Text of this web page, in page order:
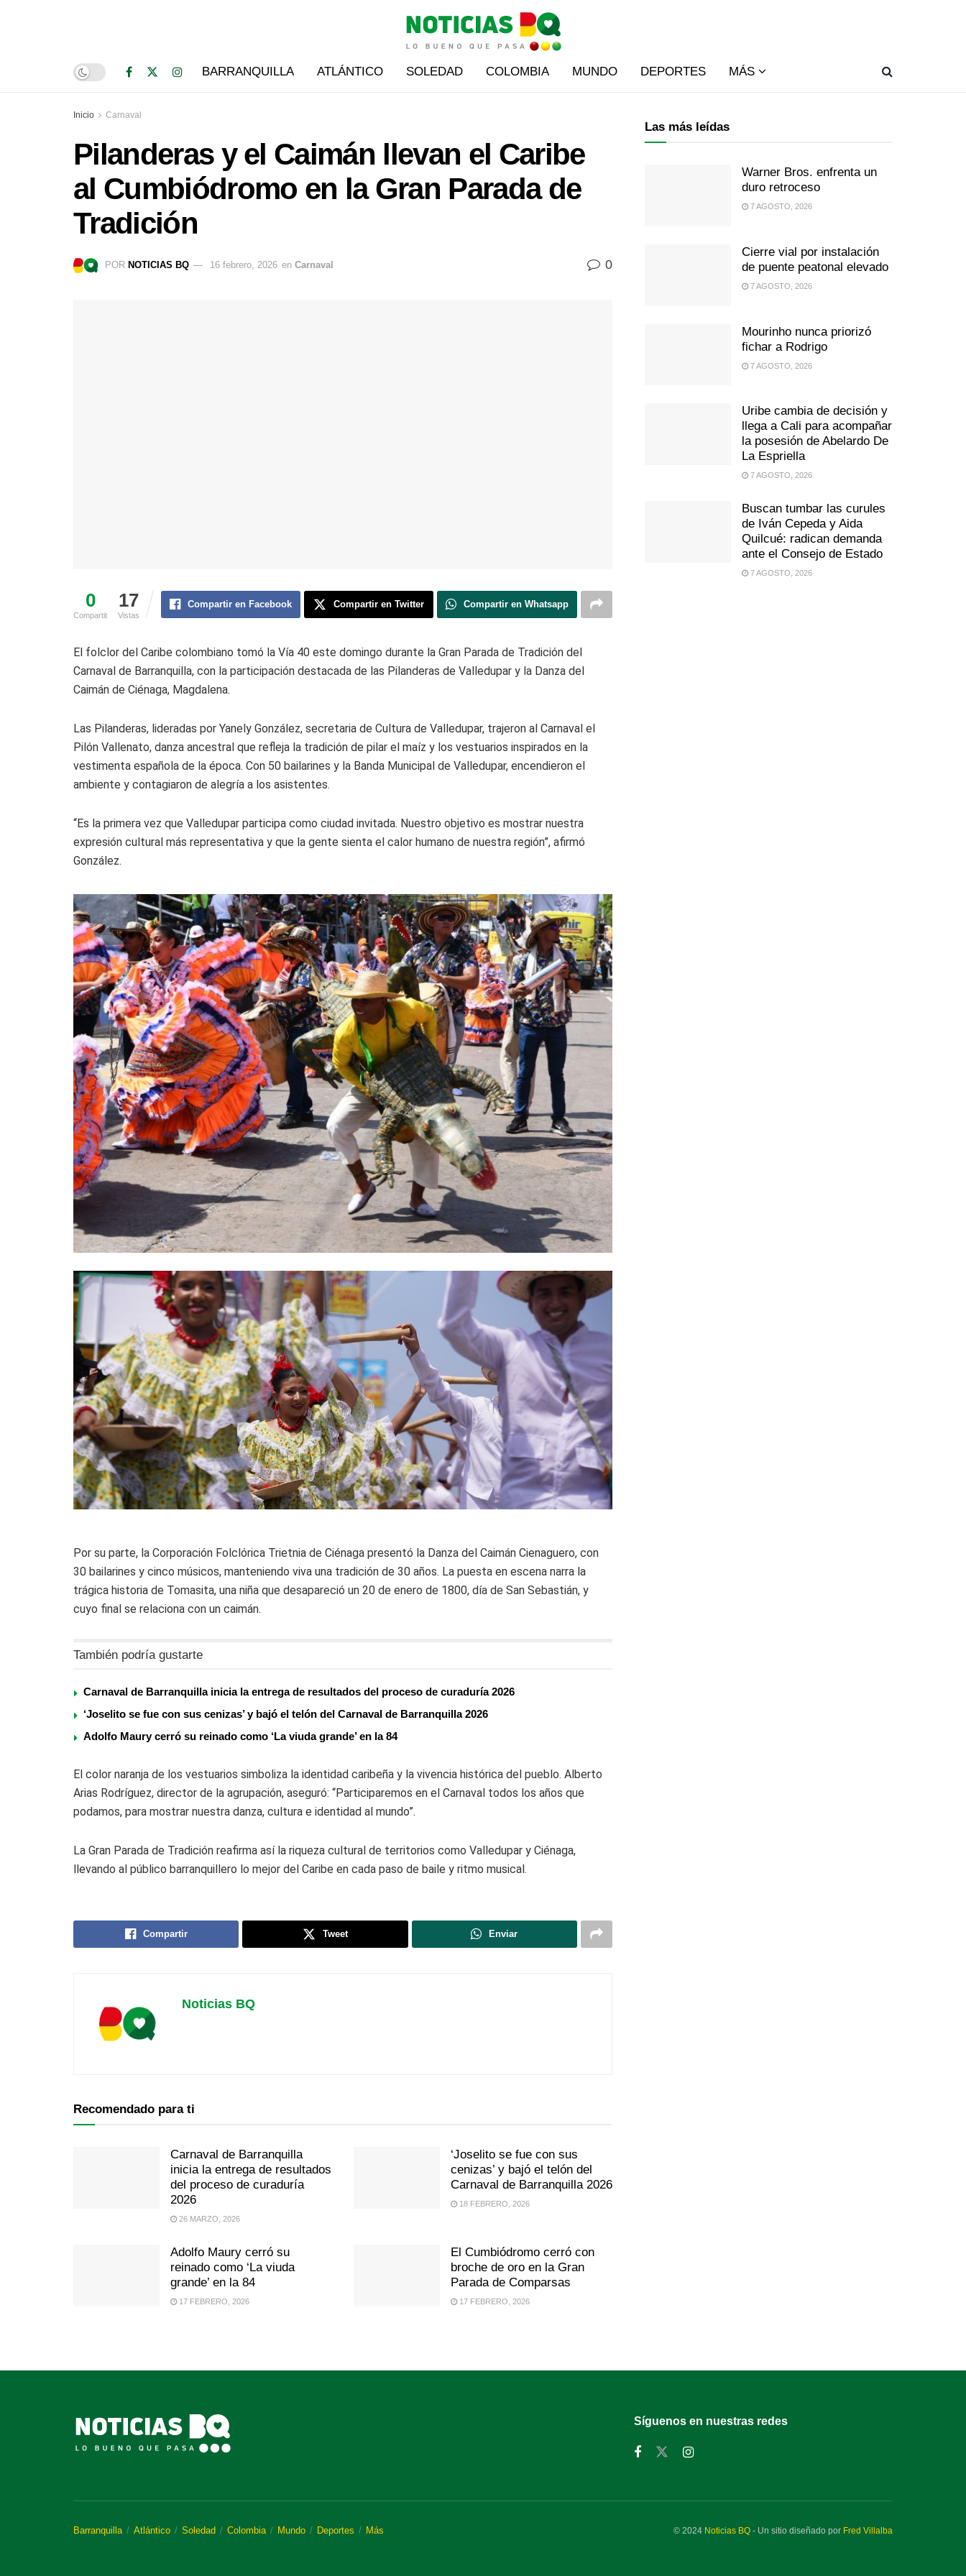
BARRANQUILLA ATLÁNTICO SOLEDAD COLOMBIA MUNDO DEPORTES MÁS
Inicio Carnaval
Pilanderas y el Caimán llevan el Caribe
al Cumbiódromo en la Gran Parada de
Tradición
POR NOTICIAS BQ 16 febrero, 2026 en Carnaval 0
0
Compartit
17
Vistas
Compartir en Facebook Compartir en Twitter Compartir en Whatsapp
El folclor del Caribe colombiano tomó la Vía 40 este domingo durante la Gran Parada de Tradición del
Carnaval de Barranquilla, con la participación destacada de las Pilanderas de Valledupar y la Danza del
Caimán de Ciénaga, Magdalena.
Las Pilanderas, lideradas por Yanely González, secretaria de Cultura de Valledupar, trajeron al Carnaval el
Pilón Vallenato, danza ancestral que refleja la tradición de pilar el maíz y los vestuarios inspirados en la
vestimenta española de la época. Con 50 bailarines y la Banda Municipal de Valledupar, encendieron el
ambiente y contagiaron de alegría a los asistentes.
“Es la primera vez que Valledupar participa como ciudad invitada. Nuestro objetivo es mostrar nuestra
expresión cultural más representativa y que la gente sienta el calor humano de nuestra región”, afirmó
González.
Por su parte, la Corporación Folclórica Trietnia de Ciénaga presentó la Danza del Caimán Cienaguero, con
30 bailarines y cinco músicos, manteniendo viva una tradición de 30 años. La puesta en escena narra la
trágica historia de Tomasita, una niña que desapareció un 20 de enero de 1800, día de San Sebastián, y
cuyo final se relaciona con un caimán.
También podría gustarte
Carnaval de Barranquilla inicia la entrega de resultados del proceso de curaduría 2026
‘Joselito se fue con sus cenizas’ y bajó el telón del Carnaval de Barranquilla 2026
Adolfo Maury cerró su reinado como ‘La viuda grande’ en la 84
El color naranja de los vestuarios simboliza la identidad caribeña y la vivencia histórica del pueblo. Alberto
Arias Rodríguez, director de la agrupación, aseguró: “Participaremos en el Carnaval todos los años que
podamos, para mostrar nuestra danza, cultura e identidad al mundo”.
La Gran Parada de Tradición reafirma así la riqueza cultural de territorios como Valledupar y Ciénaga,
llevando al público barranquillero lo mejor del Caribe en cada paso de baile y ritmo musical.
Compartir Tweet Enviar
Noticias BQ
Recomendado para ti
Carnaval de Barranquilla
inicia la entrega de resultados
del proceso de curaduría
2026
26 MARZO, 2026
‘Joselito se fue con sus
cenizas’ y bajó el telón del
Carnaval de Barranquilla 2026
18 FEBRERO, 2026
Adolfo Maury cerró su
reinado como ‘La viuda
grande’ en la 84
17 FEBRERO, 2026
El Cumbiódromo cerró con
broche de oro en la Gran
Parada de Comparsas
17 FEBRERO, 2026
Las más leídas
Warner Bros. enfrenta un
duro retroceso
7 AGOSTO, 2026
Cierre vial por instalación
de puente peatonal elevado
7 AGOSTO, 2026
Mourinho nunca priorizó
fichar a Rodrigo
7 AGOSTO, 2026
Uribe cambia de decisión y
llega a Cali para acompañar
la posesión de Abelardo De
La Espriella
7 AGOSTO, 2026
Buscan tumbar las curules
de Iván Cepeda y Aida
Quilcué: radican demanda
ante el Consejo de Estado
7 AGOSTO, 2026
Síguenos en nuestras redes
© 2024 Noticias BQ - Un sitio diseñado por Fred Villalba
Barranquilla Atlántico Soledad Colombia Mundo Deportes Más